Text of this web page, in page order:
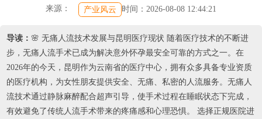
来源： 产业风云 时间：2026-08-08 12:44:21
导读： 🌸 无痛人流技术发展与昆明医疗现状 随着医疗技术的不断进
步，无痛人流手术已成为解决意外怀孕最安全可靠的方式之一。在
2026年的今天，昆明作为云南省的医疗中心，拥有众多具备专业资质
的医疗机构，为女性朋友提供安全、无痛、私密的人流服务。无痛人
流技术通过静脉麻醉配合超声引导，使手术过程在睡眠状态下完成，
有效避免了传统人流手术带来的疼痛感和心理恐惧。 选择正规医院进